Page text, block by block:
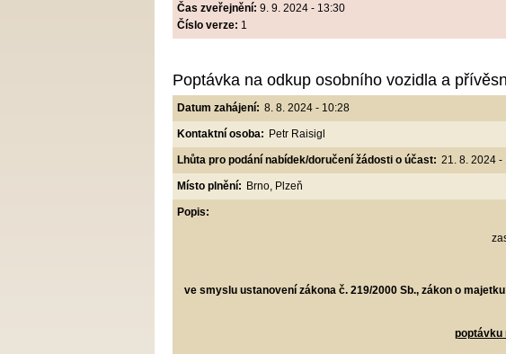
Čas zveřejnění: 9. 9. 2024 - 13:30
Číslo verze: 1
Poptávka na odkup osobního vozidla a
Datum zahájení: 8. 8. 2024 - 10:28
Kontaktní osoba: Petr Raisigl
Lhůta pro podání nabídek/doručení žádosti o účast: 21. 8. 2024 -
Místo plnění: Brno, Plzeň
Popis:
ve smyslu ustanovení zákona č. 219/2000 Sb., zákon o
poptávku